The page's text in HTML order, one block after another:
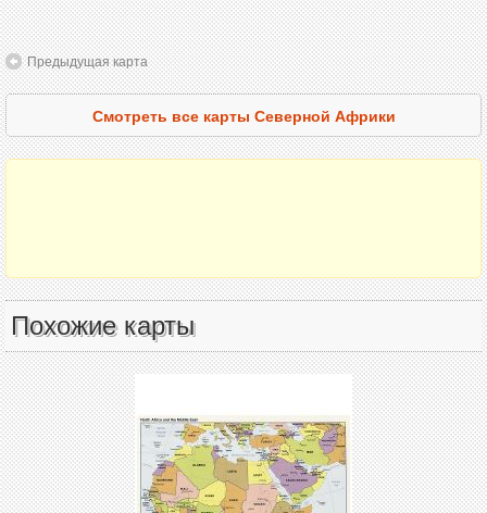
Предыдущая карта
Смотреть все карты Северной Африки
Похожие карты